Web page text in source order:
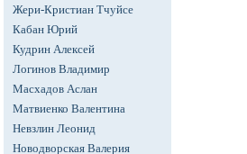
Жери-Кристиан Тчуйсе
Кабан Юрий
Кудрин Алексей
Логинов Владимир
Масхадов Аслан
Матвиенко Валентина
Невзлин Леонид
Новодворская Валерия